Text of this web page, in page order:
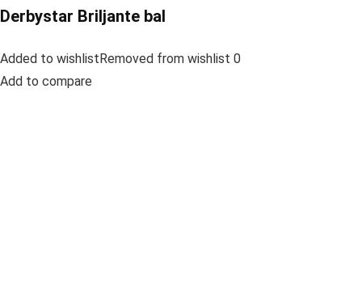
Derbystar Briljante bal
Added to wishlistRemoved from wishlist 0
Add to compare